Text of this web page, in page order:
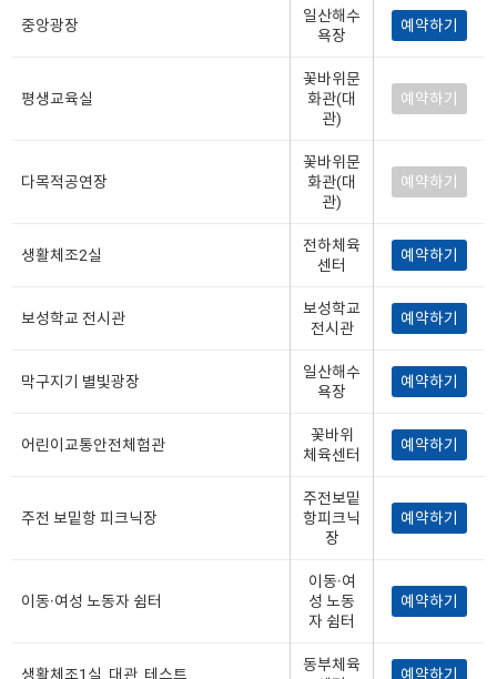
중앙광장
일산해수
욕장
예약하기
평생교육실
꽃바위문
화관(대
관)
예약하기
다목적공연장
꽃바위문
화관(대
관)
예약하기
생활체조2실
전하체육
센터
예약하기
보성학교 전시관
보성학교
전시관
예약하기
막구지기 별빛광장
일산해수
욕장
예약하기
어린이교통안전체험관
꽃바위
체육센터
예약하기
주전 보밑항 피크닉장
주전보밑
항피크닉
장
예약하기
이동·여성 노동자 쉼터
이동·여
성 노동
자 쉼터
예약하기
생활체조1실_대관_테스트
동부체육
예약하기